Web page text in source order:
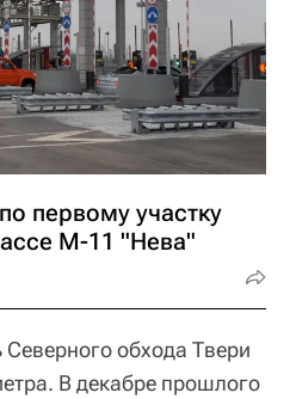
первому участку
М-11 "Нева"
обхода Твери
В декабре прошлого